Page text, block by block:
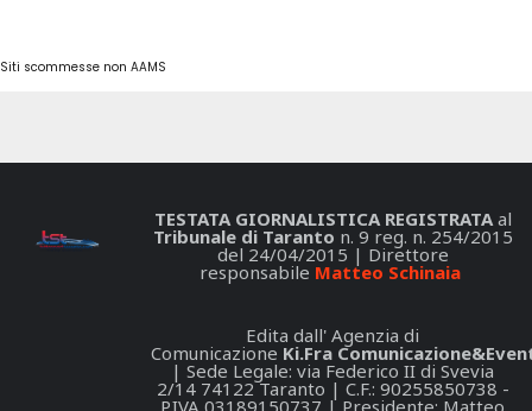
Siti scommesse non AAMS
TESTATA GIORNALISTICA REGISTRATAal
Tribunale di Taranto n. 9 reg. n. 254/2015
del 24/04/2015 | Direttore
responsabile Matteo Schinaia
Edita dall' Agenzia di
Comunicazione Ki.Fra
| Sede Legale: via Federico II di Svevia
2/14 74122 Taranto | C.F.: 90255850738 -